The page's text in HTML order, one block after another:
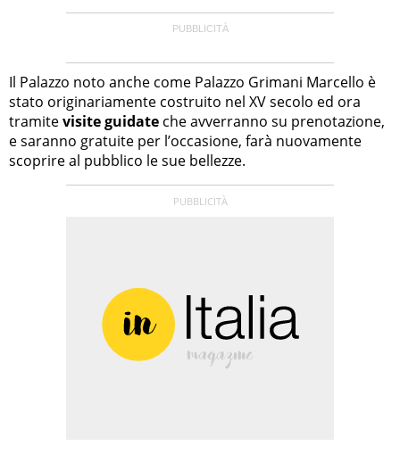
Il Palazzo noto anche come Palazzo Grimani Marcello è
stato originariamente costruito nel XV secolo ed ora
tramitevisite guidate che avverranno su prenotazione,
e saranno gratuite per l’occasione, farà nuovamente
scoprire al pubblico le sue bellezze.